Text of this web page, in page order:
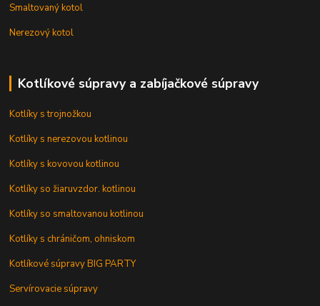
Smaltovaný kotol
Nerezový kotol
Kotlíkové súpravy a zabíjačkové súpravy
Kotlíky s trojnožkou
Kotlíky s nerezovou kotlinou
Kotlíky s kovovou kotlinou
Kotlíky so žiaruvzdor. kotlinou
Kotlíky so smaltovanou kotlinou
Kotlíky s chráničom, ohniskom
Kotlíkové súpravy BIG PARTY
Servírovacie súpravy